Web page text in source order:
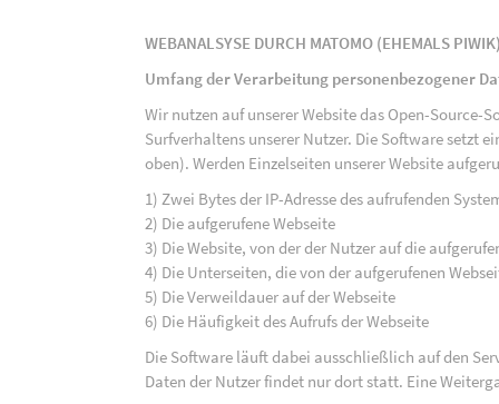
WEBANALSYSE DURCH MATOMO (EHEMALS
Umfang der Verarbeitung personenbezogener
Wir nutzen auf unserer Website das Open-Source-
Surfverhaltens unserer Nutzer. Die Software setzt
oben). Werden Einzelseiten unserer Website
1) Zwei Bytes der IP-Adresse des aufrufenden
2) Die aufgerufene Webseite
3) Die Website, von der der Nutzer auf die
4) Die Unterseiten, die von der aufgerufenen
5) Die Verweildauer auf der Webseite
6) Die Häufigkeit des Aufrufs der Webseite
Die Software läuft dabei ausschließlich auf den
Daten der Nutzer findet nur dort statt. Eine